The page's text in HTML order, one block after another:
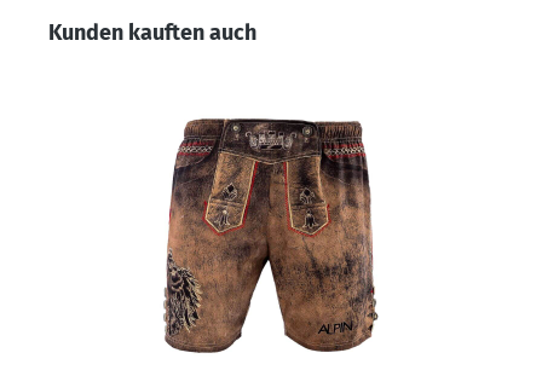
Produktgalerie überspringen
Kunden kauften auch